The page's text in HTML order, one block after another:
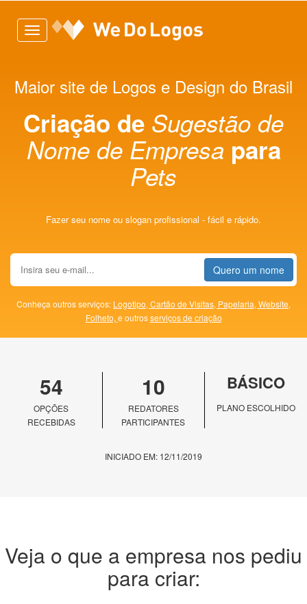
Toggle
navigation
Maior site de Logos e Design do Brasil
Criação de Sugestão de
Nome de Empresa para
Pets
Fazer seu nome ou slogan profissional - fácil e rápido.
Quero um nome
Conheça outros serviços: Logotipo, Cartão de Visitas, Papelaria, Website,
Folheto, e outrosserviços de criação
54
OPÇÕES
RECEBIDAS
10
REDATORES
PARTICIPANTES
BÁSICO
PLANO ESCOLHIDO
INICIADO EM: 12/11/2019
Veja o que a empresa nos pediu
para criar: